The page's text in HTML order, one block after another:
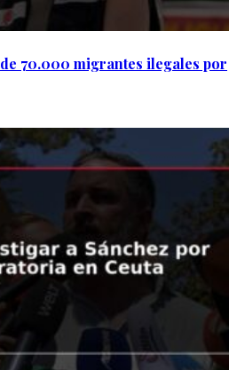
70.000 migrantes ilegales por